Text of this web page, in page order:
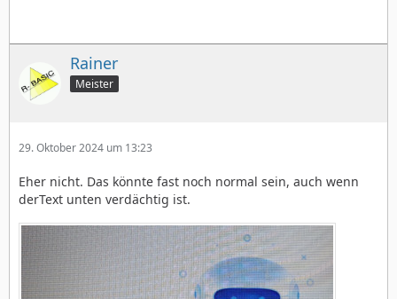
Rainer
Meister
29. Oktober 2024 um 13:23
Eher nicht. Das könnte fast noch normal sein, auch wenn
derText unten verdächtig ist.